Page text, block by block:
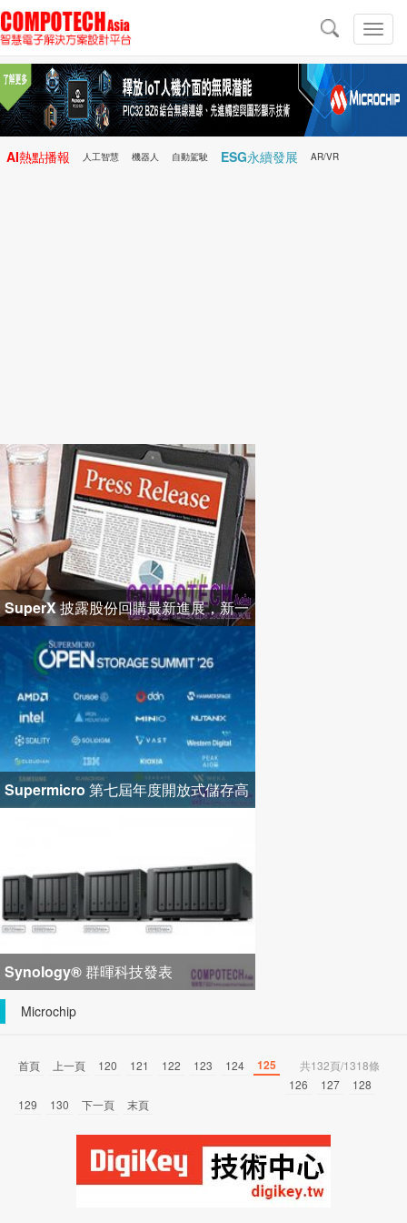
切
換
導
航
AI熱點播報 人工智慧 機器人 自動駕駛 ESG永續發展 AR/VR
SuperX 披露股份回購最新進展，新一
輪迴購落地堅定長期價值成長
Supermicro 第七屆年度開放式儲存高
Synology® 群暉科技發表
DiskStation neo+ 系列，以低入手門
Microchip
共132頁/1318條
首頁 上一頁 120 121 122 123 124 125
126 127
128
129
130 下一頁 末頁